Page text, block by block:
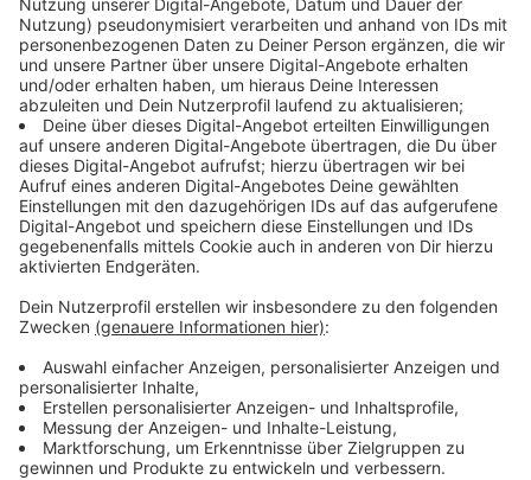
Besonders in der Vorweihnachtszeit, bis zum 24.
Dezember 2024, zog der Markt viele Besucher an. Die
Feiertage fielen urlaubsfreundlich, was zu einem
ruhigeren Besucherstrom nach Weihnachten führte.
Trotz der hohen Besucherzahlen hatten die Händler
auf mehr Umsatz gehofft, insbesondere im Verkauf
von Socken, Mützen und Pullis.
Letzte Chance für einen Besuch
Anzeige